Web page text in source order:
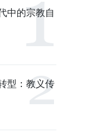
中的宗教自
型：教义传